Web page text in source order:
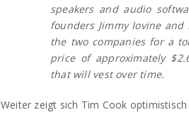
speakers and audio
founders Jimmy Iovine
the two companies for a
price of approximately
that will vest over time.
Weiter zeigt sich Tim Cook